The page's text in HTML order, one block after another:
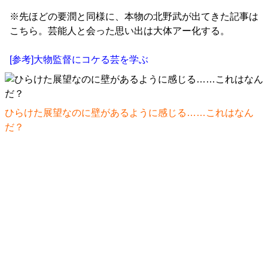
※先ほどの要潤と同様に、本物の北野武が出てきた記事は
こちら。芸能人と会った思い出は大体アー化する。
[参考]大物監督にコケる芸を学ぶ
ひらけた展望なのに壁があるように感じる……これはなん
だ？